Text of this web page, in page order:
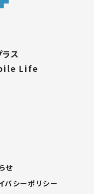
ス
Life
せ
バシーポリシー